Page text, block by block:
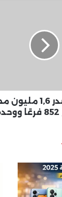
بنك مصر يصدر 1,6